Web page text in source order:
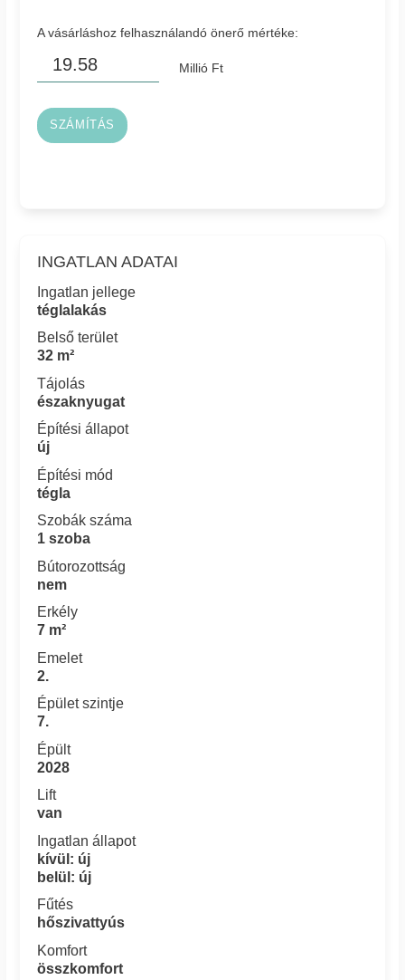
A vásárláshoz felhasználandó önerő mértéke:
Millió Ft
SZÁMÍTÁS
INGATLAN ADATAI
Ingatlan jellege
téglalakás
Belső terület
32 m²
Tájolás
északnyugat
Építési állapot
új
Építési mód
tégla
Szobák száma
1 szoba
Bútorozottság
nem
Erkély
7 m²
Emelet
2.
Épület szintje
7.
Épült
2028
Lift
van
Ingatlan állapot
kívül: új
belül: új
Fűtés
hőszivattyús
Komfort
összkomfort